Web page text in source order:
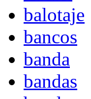
balotaje
bancos
banda
bandas